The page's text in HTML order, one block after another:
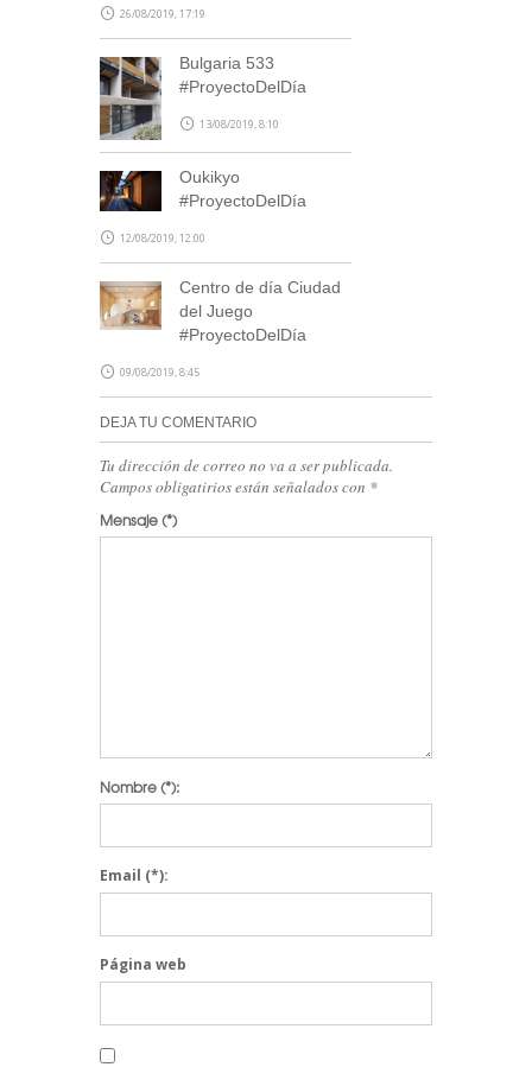
SUSCRÍBETE
26/08/2019, 17:19
Bulgaria 533
#ProyectoDelDía
13/08/2019, 8:10
Oukikyo
#ProyectoDelDía
12/08/2019, 12:00
Centro de día Ciudad
del Juego
#ProyectoDelDía
09/08/2019, 8:45
DEJA TU COMENTARIO
Tu dirección de correo no va a ser publicada.
Campos obligatirios están señalados con *
Mensaje(*)
Nombre(*):
Email (*):
Página web